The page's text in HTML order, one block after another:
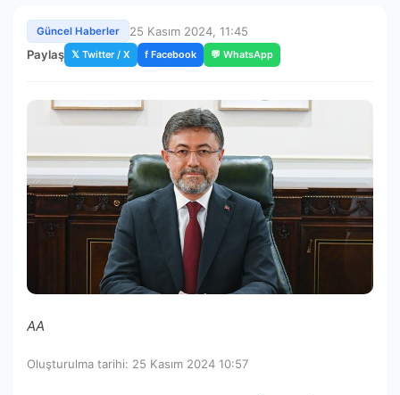
Güncel Haberler
25 Kasım 2024, 11:45
Paylaş 𝕏 Twitter / X f Facebook 💬 WhatsApp
AA
Oluşturulma tarihi: 25 Kasım 2024 10:57